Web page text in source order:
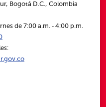
Bogotá D.C., Colombia
de 7:00 a.m. ‑ 4:00 p.m.